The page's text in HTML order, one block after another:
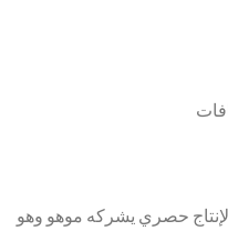
حصري يشركه موهو وهو